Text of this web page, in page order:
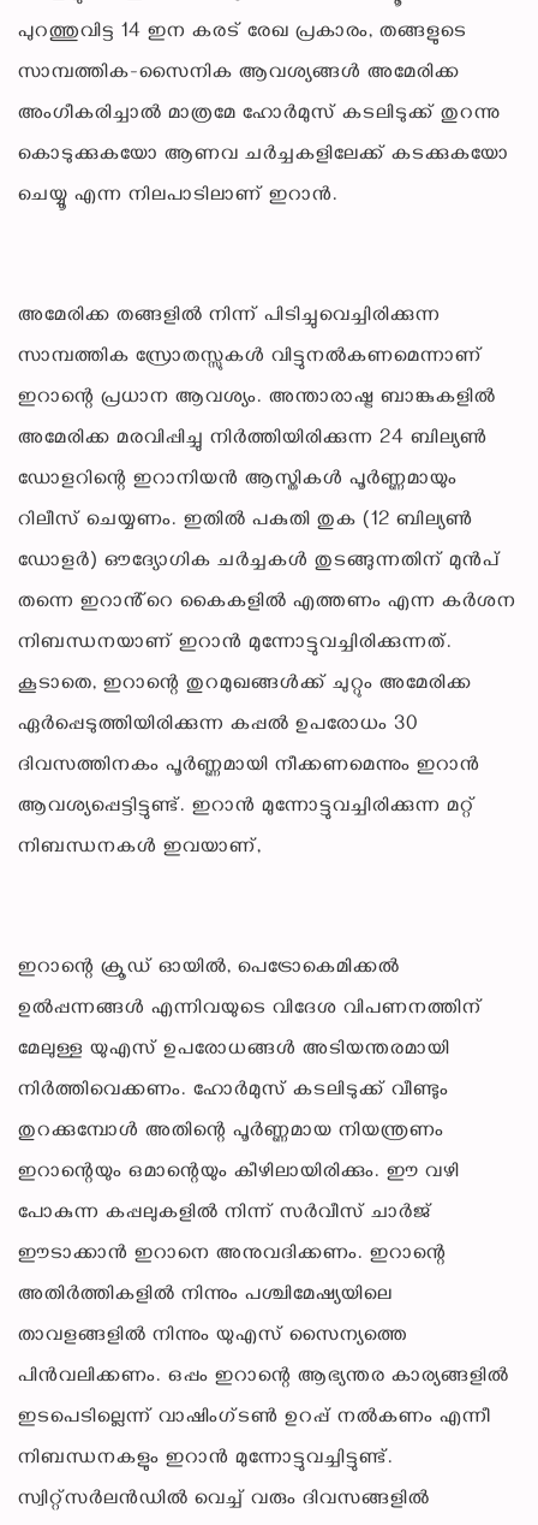
പുറത്തുവിട്ട 14 ഇന കരട് രേഖ പ്രകാരം, തങ്ങളുടെ
സാമ്പത്തിക-സൈനിക ആവശ്യങ്ങൾ അമേരിക്ക
അംഗീകരിച്ചാൽ മാത്രമേ ഹോർമുസ് കടലിടുക്ക് തുറന്നു
കൊടുക്കുകയോ ആണവ ചർച്ചകളിലേക്ക് കടക്കുകയോ
ചെയ്യൂ എന്ന നിലപാടിലാണ് ഇറാൻ.
അമേരിക്ക തങ്ങളിൽ നിന്ന് പിടിച്ചുവെച്ചിരിക്കുന്ന
സാമ്പത്തിക സ്രോതസ്സുകൾ വിട്ടുനൽകണമെന്നാണ്
ഇറാന്റെ പ്രധാന ആവശ്യം. അന്താരാഷ്ട്ര ബാങ്കുകളിൽ
അമേരിക്ക മരവിപ്പിച്ചു നിർത്തിയിരിക്കുന്ന 24 ബില്യൺ
ഡോളറിന്റെ ഇറാനിയൻ ആസ്തികൾ പൂർണ്ണമായും
റിലീസ് ചെയ്യണം. ഇതിൽ പകുതി തുക (12 ബില്യൺ
ഡോളർ) ഔദ്യോഗിക ചർച്ചകൾ തുടങ്ങുന്നതിന് മുൻപ്
തന്നെ ഇറാൻ്റെ കൈകളിൽ എത്തണം എന്ന കർശന
നിബന്ധനയാണ് ഇറാൻ മുന്നോട്ടുവച്ചിരിക്കുന്നത്.
കൂടാതെ, ഇറാന്റെ തുറമുഖങ്ങൾക്ക് ചുറ്റും അമേരിക്ക
ഏർപ്പെടുത്തിയിരിക്കുന്ന കപ്പൽ ഉപരോധം 30
ദിവസത്തിനകം പൂർണ്ണമായി നീക്കണമെന്നും ഇറാൻ
ആവശ്യപ്പെട്ടിട്ടുണ്ട്. ഇറാൻ മുന്നോട്ടുവച്ചിരിക്കുന്ന മറ്റ്
നിബന്ധനകൾ ഇവയാണ്,
ഇറാന്റെ ക്രൂഡ് ഓയിൽ, പെട്രോകെമിക്കൽ
ഉൽപ്പന്നങ്ങൾ എന്നിവയുടെ വിദേശ വിപണനത്തിന്
മേലുള്ള യുഎസ് ഉപരോധങ്ങൾ അടിയന്തരമായി
നിർത്തിവെക്കണം. ഹോർമുസ് കടലിടുക്ക് വീണ്ടും
തുറക്കുമ്പോൾ അതിന്റെ പൂർണ്ണമായ നിയന്ത്രണം
ഇറാന്റെയും ഒമാന്റെയും കീഴിലായിരിക്കും. ഈ വഴി
പോകുന്ന കപ്പലുകളിൽ നിന്ന് സർവീസ് ചാർജ്
ഈടാക്കാൻ ഇറാനെ അനുവദിക്കണം. ഇറാന്റെ
അതിർത്തികളിൽ നിന്നും പശ്ചിമേഷ്യയിലെ
താവളങ്ങളിൽ നിന്നും യുഎസ് സൈന്യത്തെ
പിൻവലിക്കണം. ഒപ്പം ഇറാന്റെ ആഭ്യന്തര കാര്യങ്ങളിൽ
ഇടപെടില്ലെന്ന് വാഷിംഗ്ടൺ ഉറപ്പ് നൽകണം എന്നീ
നിബന്ധനകളും ഇറാൻ മുന്നോട്ടുവച്ചിട്ടുണ്ട്.
സ്വിറ്റ്സർലൻഡിൽ വെച്ച് വരും ദിവസങ്ങളിൽ